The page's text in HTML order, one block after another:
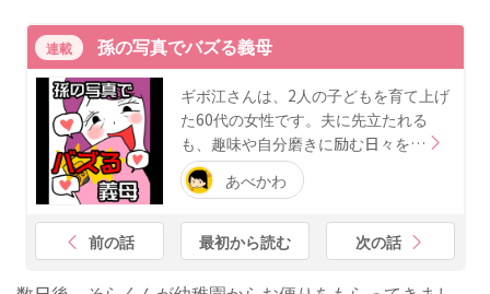
連載 孫の写真でバズる義母
ギボ江さんは、2人の子どもを育て上げ
た60代の女性です。夫に先立たれる
も、趣味や自分磨きに励む日々を…
あべかわ
前の話 最初から読む 次の話